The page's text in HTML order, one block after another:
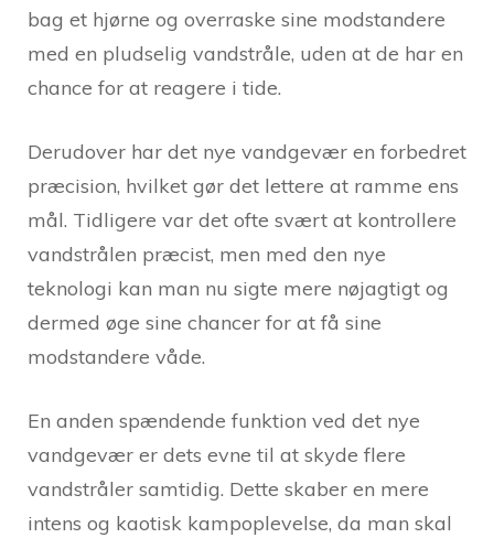
bag et hjørne og overraske sine modstandere
med en pludselig vandstråle, uden at de har en
chance for at reagere i tide.
Derudover har det nye vandgevær en forbedret
præcision, hvilket gør det lettere at ramme ens
mål. Tidligere var det ofte svært at kontrollere
vandstrålen præcist, men med den nye
teknologi kan man nu sigte mere nøjagtigt og
dermed øge sine chancer for at få sine
modstandere våde.
En anden spændende funktion ved det nye
vandgevær er dets evne til at skyde flere
vandstråler samtidig. Dette skaber en mere
intens og kaotisk kampoplevelse, da man skal